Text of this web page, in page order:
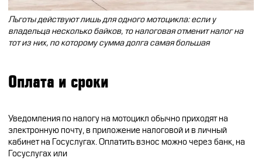
Льготы действуют лишь для одного мотоцикла: если у
владельца несколько байков, то налоговая отменит налог на
тот из них, по которому сумма долга самая большая
Оплата и сроки
Уведомления по налогу на мотоцикл обычно приходят на
электронную почту, в приложение налоговой и в личный
кабинет на Госуслугах. Оплатить взнос можно через банк, на
Госуслугах или